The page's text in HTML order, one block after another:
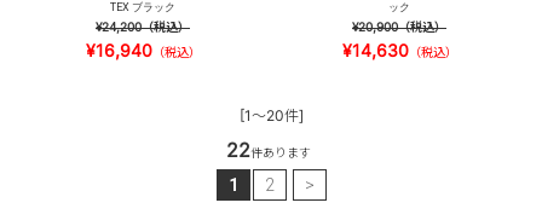
TEX ブラック
¥24,200（税込）
¥16,940（税込）
ック
¥20,900（税込）
¥14,630（税込）
[1～20件]
22件あります
1 2 >